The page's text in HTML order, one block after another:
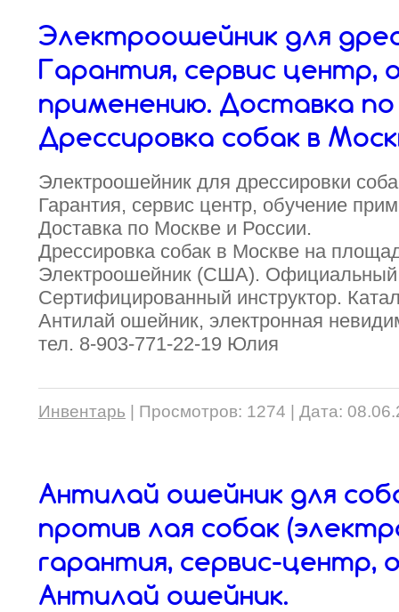
Электроошейник для
Гарантия, сервис центр,
применению. Доставка по
Дрессировка собак в
Электроошейник для дрессировки
Гарантия, сервис центр, обучение
Доставка по Москве и России.
Дрессировка собак в Москве на
Электроошейник (США).
Сертифицированный инструктор.
Антилай ошейник, электронная
тел. 8-903-771-22-19 Юлия
Инвентарь Просмотров: 1274 Дата:
Антилай ошейник для
против лая собак
гарантия, сервис-центр,
Антилай ошейник.